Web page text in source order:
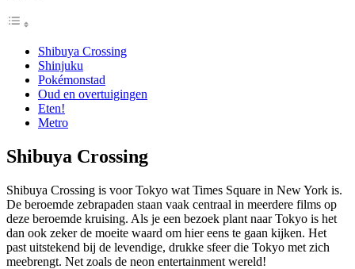
Shibuya Crossing
Shinjuku
Pokémonstad
Oud en overtuigingen
Eten!
Metro
Shibuya Crossing
Shibuya Crossing is voor Tokyo wat Times Square in New York is.
De beroemde zebrapaden staan vaak centraal in meerdere films op
deze beroemde kruising. Als je een bezoek plant naar Tokyo is het
dan ook zeker de moeite waard om hier eens te gaan kijken. Het
past uitstekend bij de levendige, drukke sfeer die Tokyo met zich
meebrengt. Net zoals de neon entertainment wereld!